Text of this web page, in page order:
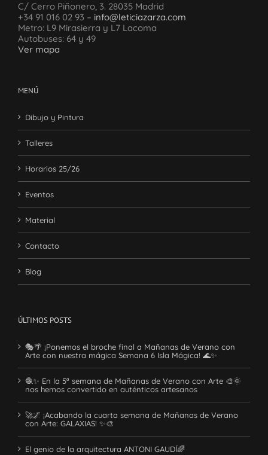
C/ Cerro Piñonero, 3. 28035 Madrid
+34 91 016 02 93 – info@leticiazarza.com
Metro: L9 Mirasierra y L7 Lacoma
Autobuses: 64 y 49
Ver mapa
MENÚ
Dibujo y Pintura
Talleres
Horarios 25/26
Eventos
Material
Contacto
Blog
ÚLTIMOS POSTS
🎭🌴 ¡Ponemos el broche final a Mañanas de Verano con
Arte con nuestra mágica Semana 6 Isla Mágica! 🌊✨
🧶✨ En la 5ª semana de Mañanas de Verano con Arte 🎨🌞
nos hemos convertido en auténticos artesanos
🚀🌌 ¡Acabando la cuarta semana de Mañanas de Verano
con Arte: GALAXIAS! ✨🎨
El genio de la arquitectura ANTONI GAUDÍ🌈